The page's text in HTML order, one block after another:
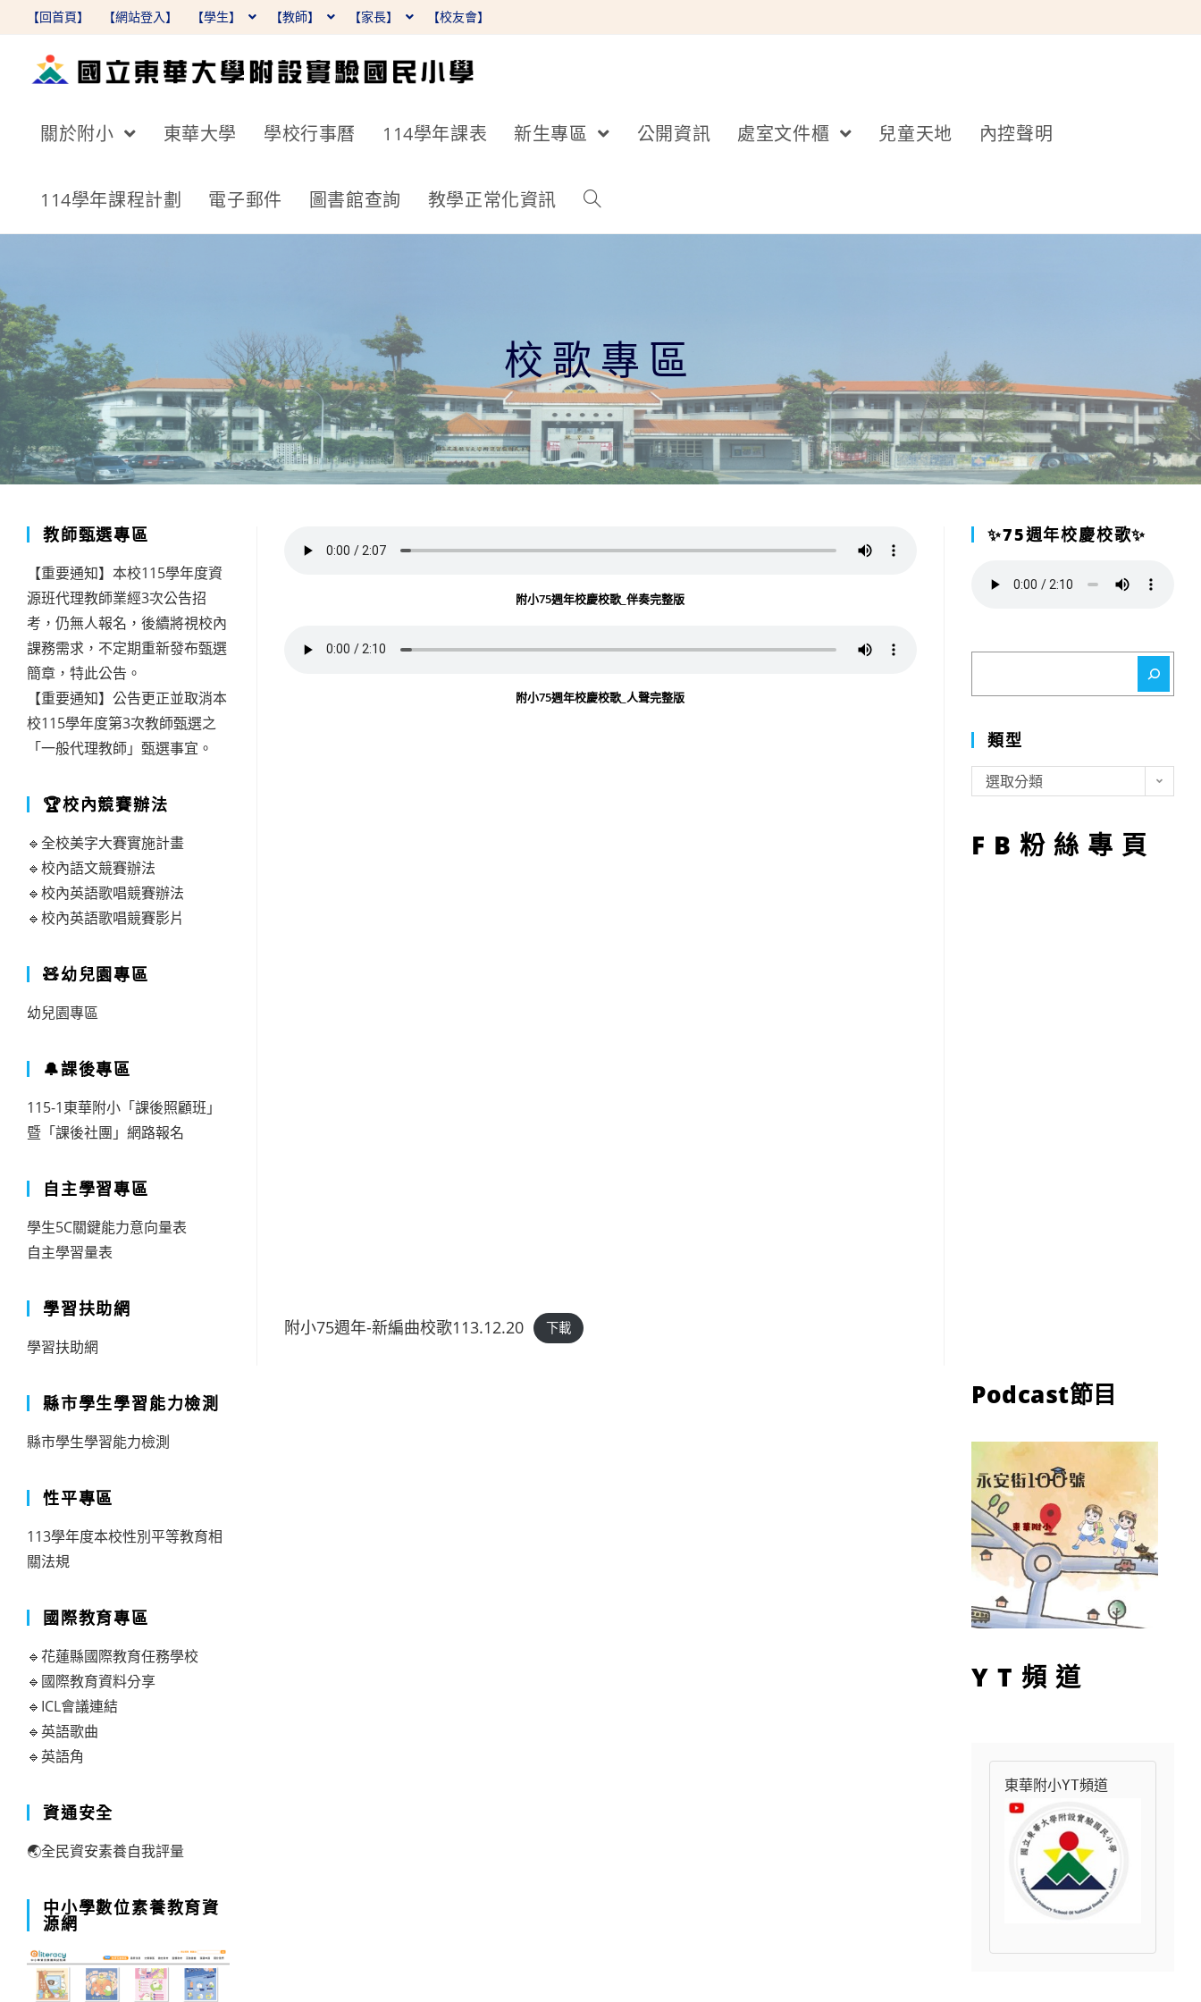
【回首頁】 【網站登入】 【學生】 【教師】 【家長】 【校友會】
關於附小 東華大學 學校行事曆 114學年課表 新生專區 公開資訊 處室文件櫃 兒童天地 內控聲明
114學年課程計劃 電子郵件 圖書館查詢 教學正常化資訊
校歌專區
附小75週年校慶校歌_伴奏完整版
附小75週年校慶校歌_人聲完整版
附小75週年-新編曲校歌113.12.20 下載
教師甄選專區
【重要通知】本校115學年度資
源班代理教師業經3次公告招
考，仍無人報名，後續將視校內
課務需求，不定期重新發布甄選
簡章，特此公告。
【重要通知】公告更正並取消本
校115學年度第3次教師甄選之
「一般代理教師」甄選事宜。
🏆校內競賽辦法
🔹全校美字大賽實施計畫
🔹校內語文競賽辦法
🔹校內英語歌唱競賽辦法
🔹校內英語歌唱競賽影片
🧸幼兒園專區
幼兒園專區
🔔課後專區
115-1東華附小「課後照顧班」
暨「課後社團」網路報名
自主學習專區
學生5C關鍵能力意向量表
自主學習量表
學習扶助網
學習扶助網
縣市學生學習能力檢測
縣市學生學習能力檢測
性平專區
113學年度本校性別平等教育相
關法規
國際教育專區
🔹花蓮縣國際教育任務學校
🔹國際教育資料分享
🔹ICL會議連結
🔹英語歌曲
🔹英語角
資通安全
🌏全民資安素養自我評量
中小學數位素養教育資
源網
✨75週年校慶校歌✨
類型
型
選取分類
FB粉絲專頁
Podcast節目
YT頻道
東華附小YT頻道